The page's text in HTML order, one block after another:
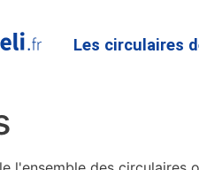
Les circulaires